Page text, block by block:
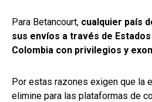
Para Betancourt, cualquier país
sus envíos a través de
Colombia con privilegios y
Por estas razones exigen que la
elimine para las plataformas de